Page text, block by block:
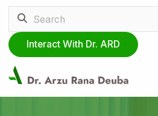
Interact With Dr. ARD